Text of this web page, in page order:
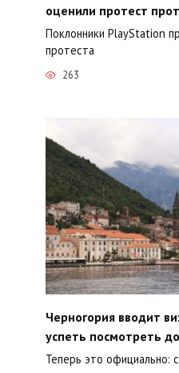
оценили протест
Поклонники PlayStation
протеста
263
Черногория вводит
успеть посмотреть
Теперь это официально: